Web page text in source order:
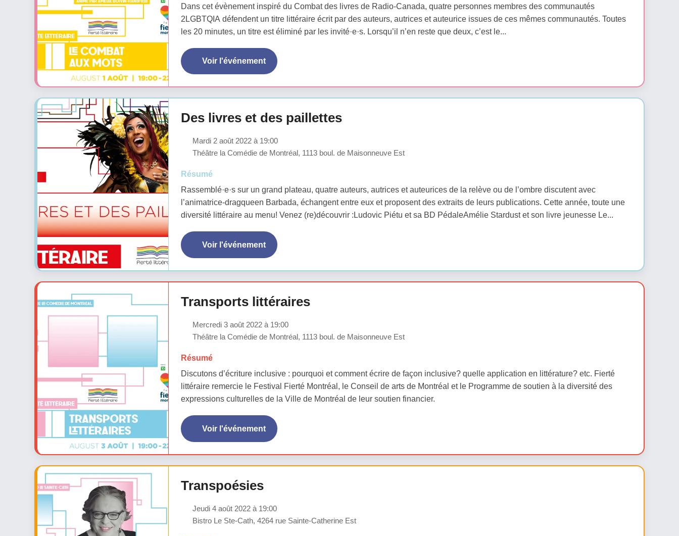
Dans cet évènement inspiré du Combat des livres de Radio-Canada, quatre personnes membres des communautés
2LGBTQIA défendent un titre littéraire écrit par des auteurs, autrices et auteurice issues de ces mêmes communautés. Toutes
les 20 minutes, un titre est éliminé par les invité·e·s. Lorsqu’il n’en reste que deux, c’est le...
Voir l'événement
Des livres et des paillettes
Mardi 2 août 2022 à 19:00
Théâtre la Comédie de Montréal, 1113 boul. de Maisonneuve Est
Résumé
Rassemblé·e·s sur un grand plateau, quatre auteurs, autrices et auteurices de la relève ou de l’ombre discutent avec
l’animatrice-dragqueen Barbada, échangent entre eux et proposent des extraits de leurs publications. Cette année, toute une
diversité littéraire au menu! Venez (re)découvrir :Ludovic Piétu et sa BD PédaleAmélie Stardust et son livre jeunesse Le...
Voir l'événement
Transports littéraires
Mercredi 3 août 2022 à 19:00
Théâtre la Comédie de Montréal, 1113 boul. de Maisonneuve Est
Résumé
Discutons d’écriture inclusive : pourquoi et comment écrire de façon inclusive? quelle application en littérature? etc. Fierté
littéraire remercie le Festival Fierté Montréal, le Conseil de arts de Montréal et le Programme de soutien à la diversité des
expressions culturelles de la Ville de Montréal de leur soutien financier.
Voir l'événement
Transpoésies
Jeudi 4 août 2022 à 19:00
Bistro Le Ste-Cath, 4264 rue Sainte-Catherine Est